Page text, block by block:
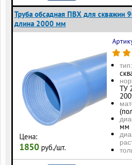
Труба обсадная ПВХ для скважин
длина 2000 мм
Цена:
1850 руб./шт.
тип:
ТУ
мм